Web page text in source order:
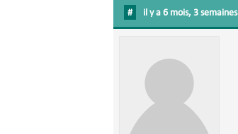
# il y a 6 mois, 3 semaines